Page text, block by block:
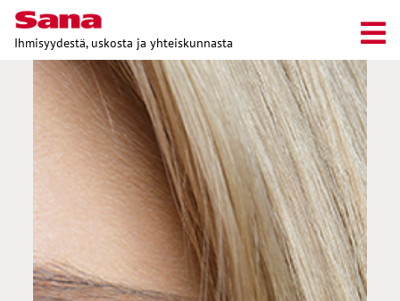
Ihmisyydestä, uskosta ja yhteiskunnasta